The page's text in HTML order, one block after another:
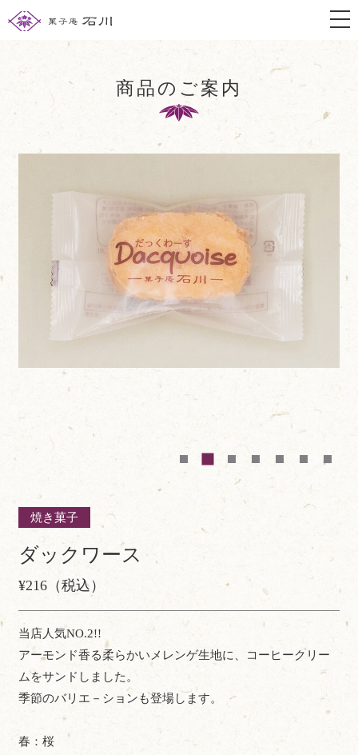
商品のご案内
焼き菓子
ダックワース
¥216（税込）
当店人気NO.2!!
アーモンド香る柔らかいメレンゲ生地に、コーヒークリー
ムをサンドしました。
季節のバリエ－ションも登場します。
春：桜